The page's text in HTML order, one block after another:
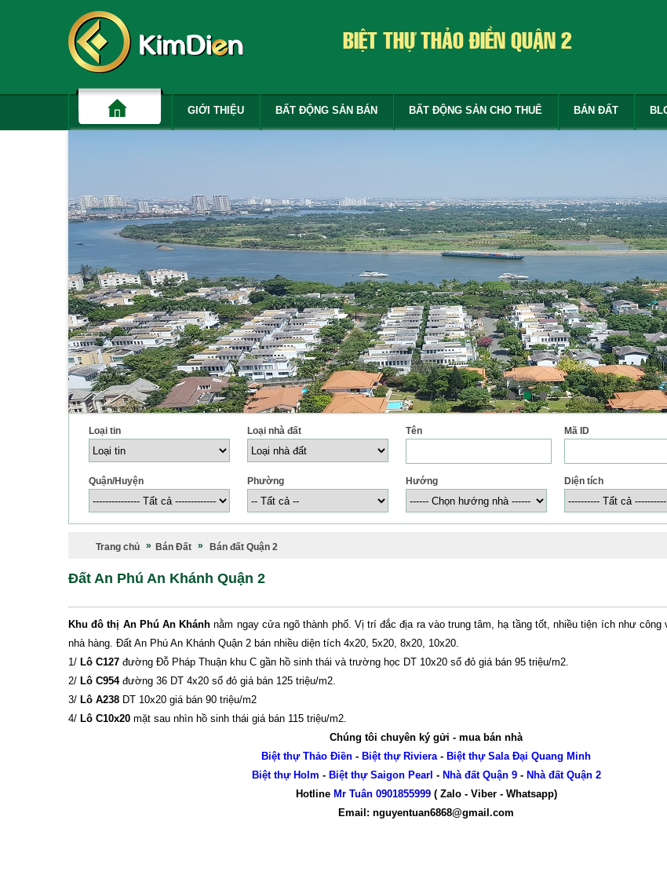
BIỆT THỰ THẢO ĐIỀN QUẬN 2
GIỚI THIỆU BẤT ĐỘNG SẢN BÁN BẤT ĐỘNG SẢN CHO THUÊ BÁN ĐẤT
Loại tin Loại nhà đất Tên Mã ID
Quận/Huyện Phường Hướng Diện tích
Trang chủ Bán Đất Bán đất Quận 2
Đất An Phú An Khánh Quận 2
Khu đô thị An Phú An Khánh nằm ngay cửa ngõ thành phố. Vị trí đắc địa ra vào trung tâm, hạ tầng tốt, nhiều tiện ích như
nhà hàng. Đất An Phú An Khánh Quận 2 bán nhiều diện tích 4x20, 5x20, 8x20, 10x20.
1/ Lô C127 đường Đỗ Pháp Thuận khu C gần hồ sinh thái và trường học DT 10x20 sổ đỏ giá bán 95 triệu/m2.
2/ Lô C954đường 36 DT 4x20 sổ đỏ giá bán 125 triệu/m2.
3/ Lô A238 DT 10x20 giá bán 90 triệu/m2
4/ Lô C10x20 mặt sau nhìn hồ sinh thái giá bán 115 triệu/m2.
Chúng tôi chuyên ký gửi - mua bán nhà
Biệt thự Thảo Điền - Biệt thự Riviera- Biệt thự Sala Đại Quang Minh
Biệt thự Holm - Biệt thự Saigon Pearl - Nhà đất Quận 9- Nhà đất Quận 2
Hotline Mr Tuân 0901855999( Zalo - Viber - Whatsapp)
Email: nguyentuan6868@gmail.com